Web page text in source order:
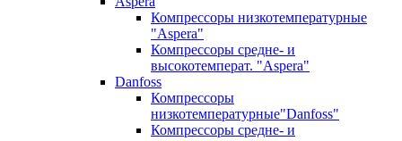
Компрессоры низкотемпературные
"Aspera"
Компрессоры средне- и
высокотемперат. "Aspera"
Danfoss
Компрессоры
низкотемпературные"Danfoss"
Компрессоры средне- и